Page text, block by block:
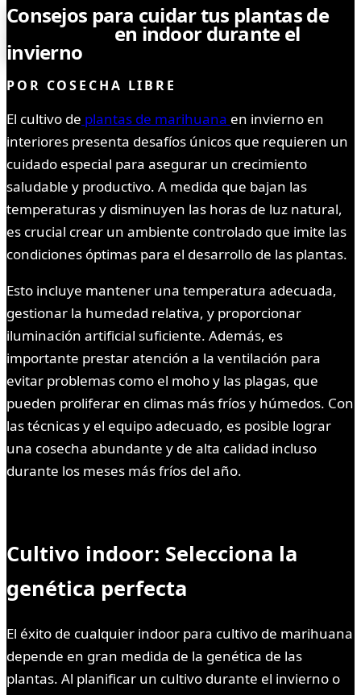
Consejos para cuidar tus plantas de
marihuana en indoor durante el
invierno
POR COSECHA LIBRE
El cultivo de plantas de marihuana en invierno en
interiores presenta desafíos únicos que requieren un
cuidado especial para asegurar un crecimiento
saludable y productivo. A medida que bajan las
temperaturas y disminuyen las horas de luz natural,
es crucial crear un ambiente controlado que imite las
condiciones óptimas para el desarrollo de las plantas.
Esto incluye mantener una temperatura adecuada,
gestionar la humedad relativa, y proporcionar
iluminación artificial suficiente. Además, es
importante prestar atención a la ventilación para
evitar problemas como el moho y las plagas, que
pueden proliferar en climas más fríos y húmedos. Con
las técnicas y el equipo adecuado, es posible lograr
una cosecha abundante y de alta calidad incluso
durante los meses más fríos del año.
Cultivo indoor: Selecciona la
genética perfecta
El éxito de cualquier indoor para cultivo de marihuana
depende en gran medida de la genética de las
plantas. Al planificar un cultivo durante el invierno o